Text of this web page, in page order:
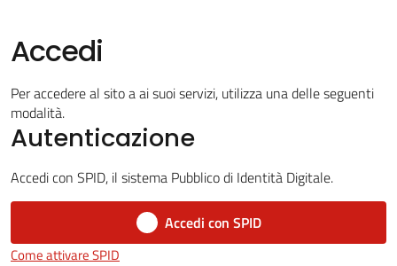
Servizi
Vivere
Casalfiumanese
5x1000
Accedi
Per accedere al sito a ai suoi servizi, utilizza una delle seguenti
modalità.
Autenticazione
Accedi con SPID, il sistema Pubblico di Identità Digitale.
Accedi con SPID
Come attivare SPID